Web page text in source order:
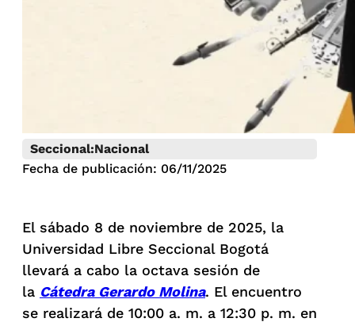
Seccional:Nacional
Fecha de publicación: 06/11/2025
El sábado 8 de noviembre de 2025, la
Universidad Libre Seccional Bogotá
llevará a cabo la octava sesión de
la Cátedra Gerardo Molina. El encuentro
se realizará de 10:00 a. m. a 12:30 p. m. en